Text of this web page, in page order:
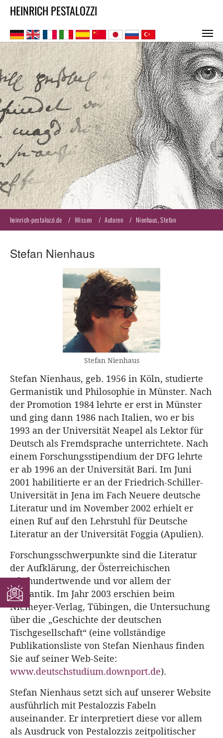
Zum Hauptinhalt springen
HEINRICH PESTALOZZI
heinrich-pestalozzi.de Wissen Autoren Nienhaus, Stefan
Stefan Nienhaus
Stefan Nienhaus
Stefan Nienhaus, geb. 1956 in Köln, studierte
Germanistik und Philosophie in Münster. Nach
der Promotion 1984 lehrte er erst in Münster
und ging dann 1986 nach Italien, wo er bis
1993 an der Universität Neapel als Lektor für
Deutsch als Fremdsprache unterrichtete. Nach
einem Forschungsstipendium der DFG lehrte
er ab 1996 an der Universität Bari. Im Juni
2001 habilitierte er an der Friedrich-Schiller-
Universität in Jena im Fach Neuere deutsche
Literatur und im November 2002 erhielt er
einen Ruf auf den Lehrstuhl für Deutsche
Literatur an der Universität Foggia (Apulien).
Forschungsschwerpunkte sind die Literatur
der Aufklärung, der Österreichischen
Jahrhundertwende und vor allem der
Romantik. Im Jahr 2003 erschien beim
Niemeyer-Verlag, Tübingen, die Untersuchung
über die „Geschichte der deutschen
Tischgesellschaft“ (eine vollständige
Publikationsliste von Stefan Nienhaus finden
Sie auf seiner Web-Seite:
www.deutschstudium.downport.de).
Stefan Nienhaus setzt sich auf unserer Website
ausführlich mit Pestalozzis Fabeln
auseinander. Er interpretiert diese vor allem
als Ausdruck von Pestalozzis zeitpolitischer